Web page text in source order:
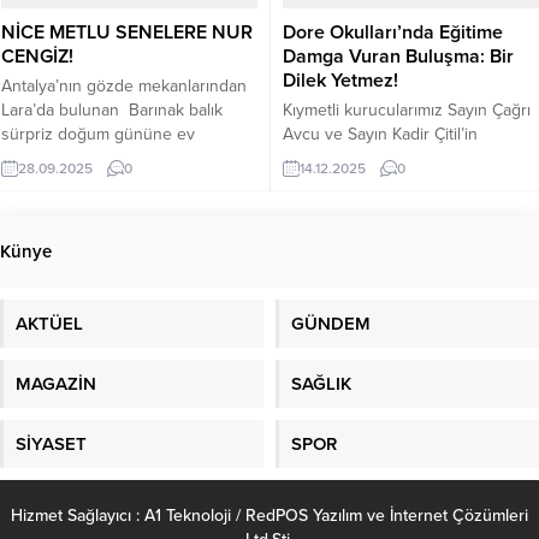
karakteriyle usta...
günlerde...
NİCE METLU SENELERE NUR
CENGİZ!
Antalya’nın gözde mekanlarından
Lara’da bulunan Barınak balık
sürpriz doğum gününe ev
sahipliği yaptı. Antalya’nın
Tanınmış iş insanı Refik Cengiz
dostlarını ve Nur Cengiz’in yakın
büyükleride gecede hazır
konuklar bol...
28.09.2025 0
Dore Okulları’nda Eğitime
Damga Vuran Buluşma: Bir
Dilek Yetmez!
Kıymetli kurucularımız Sayın Çağrı
Avcu ve Sayın Kadir Çitil’in
vizyoner önderliğinde kurulan
Dore Okulları, eğitime ilham veren
kapsamında; öğretmen, yazar ve
Livaneli, köy okulu...
14.12.2025 0
Künye
AKTÜEL GÜNDEM
MAGAZİN SAĞLIK
SİYASET SPOR
Hizmet Sağlayıcı : A1 Teknoloji / RedPOS Yazılım ve İnternet Çözümleri